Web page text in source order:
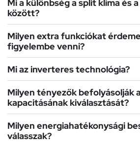
Mi a különbség a split klíma és
között?
Milyen extra funkciókat
figyelembe venni?
Mi az inverteres technológia?
Milyen tényezők befolyásolják
kapacitásának kiválasztását?
Milyen energiahatékonysági
válasszak?